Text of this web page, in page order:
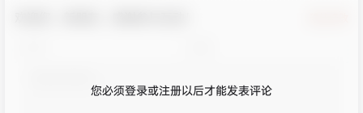
您必须登录或注册以后才能发表评论